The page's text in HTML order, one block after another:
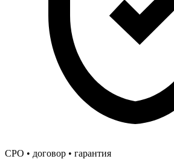
СРО • договор • гарантия